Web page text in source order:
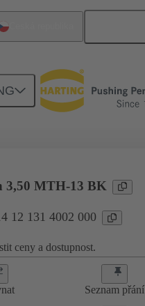
3,50 MTH-13 BK
12 131 4002 000
ceny a dostupnost.
Seznam přání